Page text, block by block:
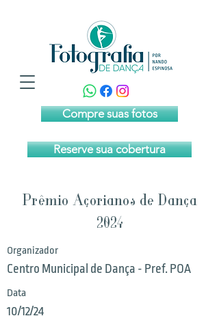
Compre suas fotos
Reserve sua cobertura
Prêmio Açorianos de Dança
2024
Organizador
Centro Municipal de Dança - Pref. POA
Data
10/12/24